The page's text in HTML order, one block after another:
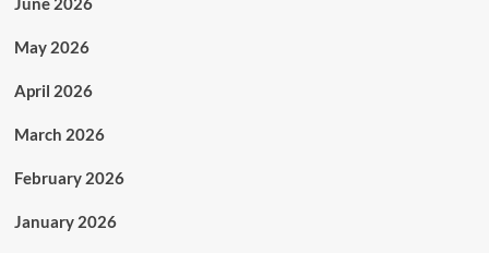
May 2026
April 2026
March 2026
February 2026
January 2026